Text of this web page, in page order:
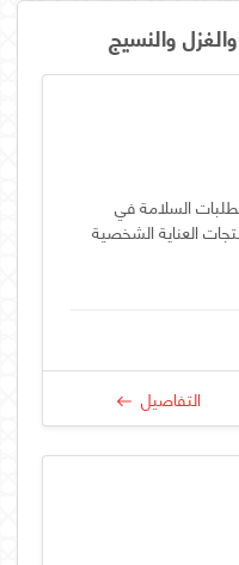
والنسيج
السلامة في
العناية الشخصية
التفاصيل